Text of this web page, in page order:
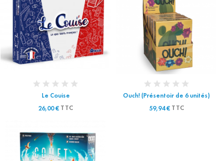
Le Couise
26,00 €TTC
Ouch! (Présentoir de 6 unités)
59,94 €TTC